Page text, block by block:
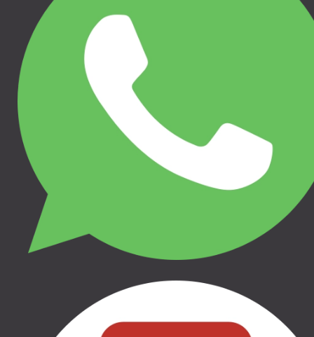
Darba laiki
09:00 - 17:30
09:00 - 17:30
09:00 - 17:30
09:00 - 17:30
09:00 - 17:30
Rekvizīti
Reģ.Nr.: 40103387734
Banka: Swedbank AS